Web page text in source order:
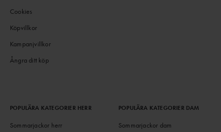
Cookies
Köpvillkor
Kampanjvillkor
Ångra ditt köp
POPULÄRA KATEGORIER HERR
Sommarjackor herr
POPULÄRA KATEGORIER DAM
Sommarjackor dam